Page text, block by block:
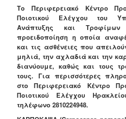
Σχολικές
Επιτροπές
Αγροτική
Ανάπτυξη
Ανακοινώσεις
Προγράμματα
Προσχολική
Αγωγή
Κοιμητήρια
Το Περιφερειακό Κέντρο
Ποιοτικού Ελέγχου του
Ανάπτυξης και Τροφίμων
προειδοποίηση η οποία
και τις ασθένειες που
μηλιά, την αχλαδιά και την
διανύουμε, καθώς και τους
τους. Για περισσότερες
στο Περιφερειακό Κέντρο
Ποιοτικού Ελέγχου
τηλέφωνο 2810224948.